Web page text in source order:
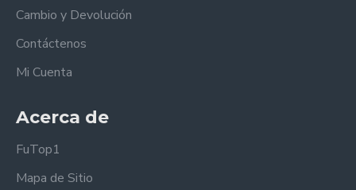
Cambio y Devolución
Contáctenos
Mi Cuenta
Acerca de
FuTop1
Mapa de Sitio